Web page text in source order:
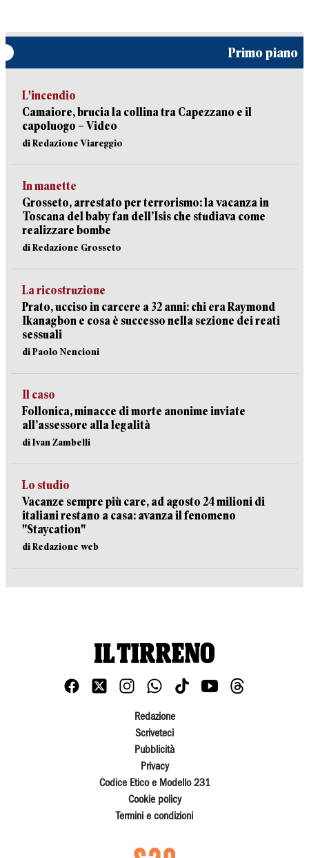
Primo piano
L'incendio
Camaiore, brucia la collina tra Capezzano e il
capoluogo – Video
di Redazione Viareggio
In manette
Grosseto, arrestato per terrorismo: la vacanza in
Toscana del baby fan dell’Isis che studiava come
realizzare bombe
di Redazione Grosseto
La ricostruzione
Prato, ucciso in carcere a 32 anni: chi era Raymond
Ikanagbon e cosa è successo nella sezione dei reati
sessuali
di Paolo Nencioni
Il caso
Follonica, minacce di morte anonime inviate
all’assessore alla legalità
di Ivan Zambelli
Lo studio
Vacanze sempre più care, ad agosto 24 milioni di
italiani restano a casa: avanza il fenomeno
"Staycation"
di Redazione web
Redazione
Scriveteci
Pubblicità
Privacy
Codice Etico e Modello 231
Cookie policy
Termini e condizioni